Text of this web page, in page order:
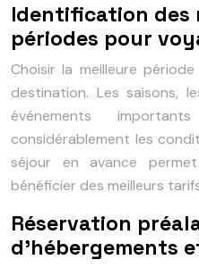
Identification des
périodes pour
Choisir la meilleure
destination. Les saisons,
événements
considérablement les
séjour en avance
bénéficier des meilleurs
Réservation
d’hébergements